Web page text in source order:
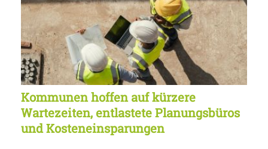
Kommunen hoffen auf kürzere
Wartezeiten, entlastete Planungsbüros
und Kosteneinsparungen